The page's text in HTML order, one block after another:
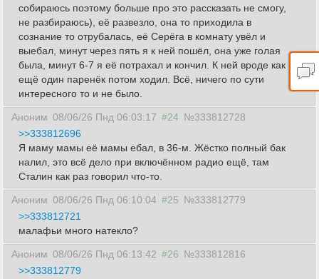
собираюсь поэтому больше про это рассказать не смогу,
не разбираюсь), её развезло, она то приходила в
сознание то отрубалась, её Серёга в комнату увёл и
выебал, минут через пять я к ней пошёл, она уже голая
была, минут 6-7 я её потрахал и кончил. К ней вроде как
ещё один паренёк потом ходил. Всё, ничего по сути
интересного то и не было.
Аноним 08/06/26 Пнд 06:03:17 #24 №333812728
>>333812696
Я маму мамы её мамы ебал, в 36-м. Жёстко полный бак
налил, это всё дело при включённом радио ещё, там
Сталин как раз говорил что-то.
Аноним 08/06/26 Пнд 06:10:04 #25 №333812779
>>333812721
малафьи много натекло?
Аноним 08/06/26 Пнд 06:13:42 #26 №333812816
>>333812779